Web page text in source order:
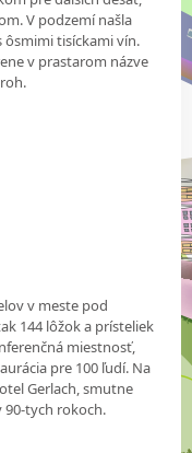
V podzemí našla
ôsmimi tisíckami vín.
v prastarom názve
v meste pod
144 lôžok a prísteliek
miestnosť,
pre 100 ľudí. Na
Gerlach, smutne
90-tych rokoch.